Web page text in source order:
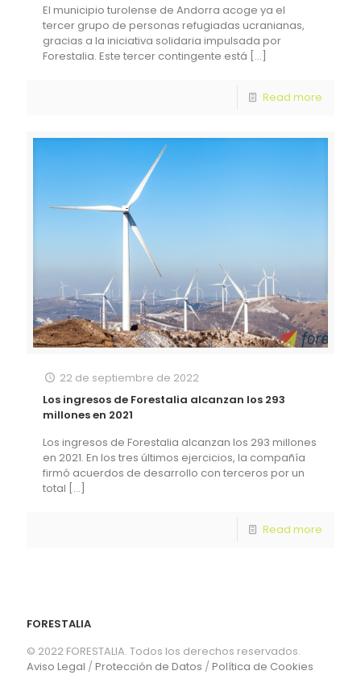
El municipio turolense de Andorra acoge ya el
tercer grupo de personas refugiadas ucranianas,
gracias a la iniciativa solidaria impulsada por
Forestalia. Este tercer contingente está […]
Read more
22 de septiembre de 2022
Los ingresos de Forestalia alcanzan los 293
millones en 2021
Los ingresos de Forestalia alcanzan los 293 millones
en 2021. En los tres últimos ejercicios, la compañía
firmó acuerdos de desarrollo con terceros por un
total […]
Read more
FORESTALIA
© 2022 FORESTALIA. Todos los derechos reservados.
Aviso Legal /Protección de Datos /Política de Cookies